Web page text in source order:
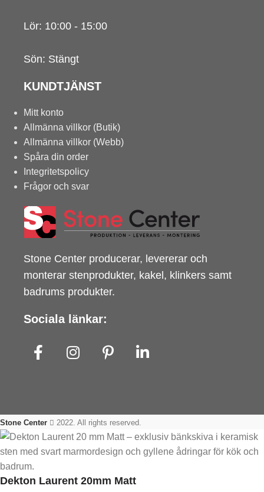
Lör: 10:00 - 15:00
Sön: Stängt
KUNDTJÄNST
Mitt konto
Allmänna villkor (Butik)
Allmänna villkor (Webb)
Spåra din order
Integritetspolicy
Frågor och svar
Stone Center producerar, levererar och
monterar stenprodukter, kakel, klinkers samt
badrums produkter.
Sociala länkar:
Stone Center 2022. All rights reserved.
Dekton Laurent 20mm Matt